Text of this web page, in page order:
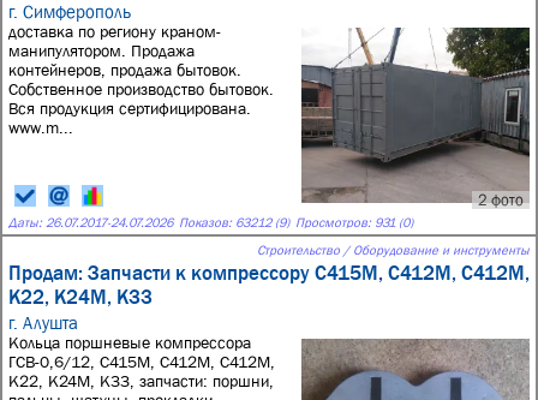
г. Симферополь
2 фото
доставка по региону краном-
манипулятором. Продажа
контейнеров, продажа бытовок.
Собственное производство бытовок.
Вся продукция сертифицирована.
www.m...
Даты: 26.07.2017-24.07.2026 Показов: 63212 (9) Просмотров: 931 (0)
Строительство / Оборудование и инструменты
Продам: Запчасти к компрессору С415М, С412М, С412М,
К22, К24М, К33
г. Алушта
Кольца поршневые компрессора
ГСВ-0,6/12, С415М, С412М, С412М,
К22, К24М, К33, запчасти: поршни,